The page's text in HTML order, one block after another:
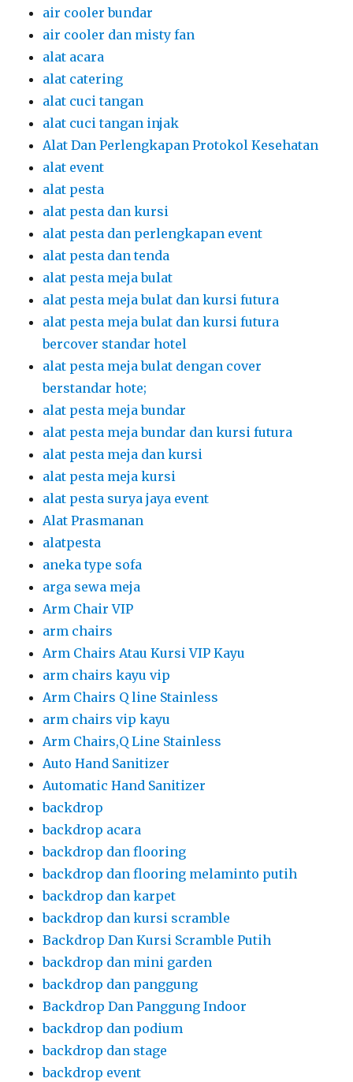
air cooler bundar
air cooler dan misty fan
alat acara
alat catering
alat cuci tangan
alat cuci tangan injak
Alat Dan Perlengkapan Protokol Kesehatan
alat event
alat pesta
alat pesta dan kursi
alat pesta dan perlengkapan event
alat pesta dan tenda
alat pesta meja bulat
alat pesta meja bulat dan kursi futura
alat pesta meja bulat dan kursi futura
bercover standar hotel
alat pesta meja bulat dengan cover
berstandar hote;
alat pesta meja bundar
alat pesta meja bundar dan kursi futura
alat pesta meja dan kursi
alat pesta meja kursi
alat pesta surya jaya event
Alat Prasmanan
alatpesta
aneka type sofa
arga sewa meja
Arm Chair VIP
arm chairs
Arm Chairs Atau Kursi VIP Kayu
arm chairs kayu vip
Arm Chairs Q line Stainless
arm chairs vip kayu
Arm Chairs,Q Line Stainless
Auto Hand Sanitizer
Automatic Hand Sanitizer
backdrop
backdrop acara
backdrop dan flooring
backdrop dan flooring melaminto putih
backdrop dan karpet
backdrop dan kursi scramble
Backdrop Dan Kursi Scramble Putih
backdrop dan mini garden
backdrop dan panggung
Backdrop Dan Panggung Indoor
backdrop dan podium
backdrop dan stage
backdrop event